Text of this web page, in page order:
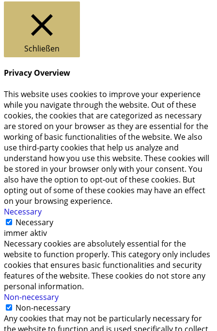
Schließen
Privacy Overview
This website uses cookies to improve your experience
while you navigate through the website. Out of these
cookies, the cookies that are categorized as necessary
are stored on your browser as they are essential for the
working of basic functionalities of the website. We also
use third-party cookies that help us analyze and
understand how you use this website. These cookies will
be stored in your browser only with your consent. You
also have the option to opt-out of these cookies. But
opting out of some of these cookies may have an effect
on your browsing experience.
Necessary
Necessary
immer aktiv
Necessary cookies are absolutely essential for the
website to function properly. This category only includes
cookies that ensures basic functionalities and security
features of the website. These cookies do not store any
personal information.
Non-necessary
Non-necessary
Any cookies that may not be particularly necessary for